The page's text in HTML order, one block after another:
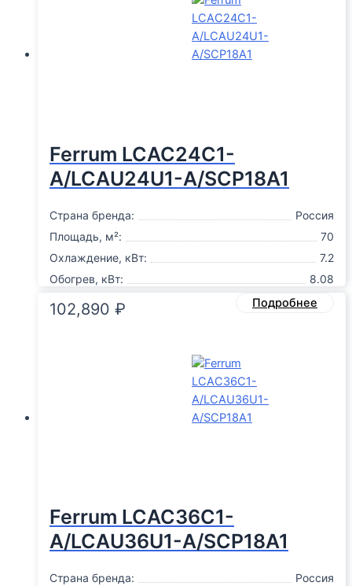
Ferrum LCAC24C1-
A/LCAU24U1-A/SCP18A1
Страна бренда:
Россия
Площадь, м²:
70
Охлаждение, кВт:
7.2
Обогрев, кВт:
8.08
102,890 ₽ Подробнее
Ferrum LCAC36C1-
A/LCAU36U1-A/SCP18A1
Страна бренда:
Россия